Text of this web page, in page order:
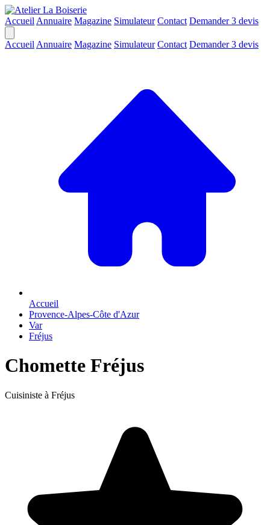
Accueil Annuaire Magazine Simulateur Contact Demander 3 devis
Accueil Annuaire Magazine Simulateur Contact Demander 3 devis
Accueil
Provence-Alpes-Côte d'Azur
Var
Fréjus
Chomette Fréjus
Cuisiniste à Fréjus